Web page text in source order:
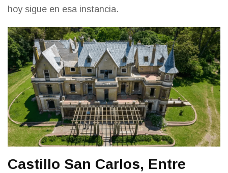
hoy sigue en esa instancia.
Castillo San Carlos, Entre